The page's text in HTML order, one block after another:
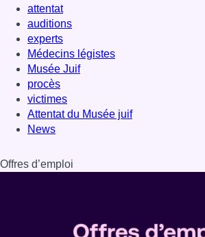
attentat
auditions
experts
Médecins légistes
Musée Juif
procès
victimes
Attentat du Musée juif
News
Offres d’emploi